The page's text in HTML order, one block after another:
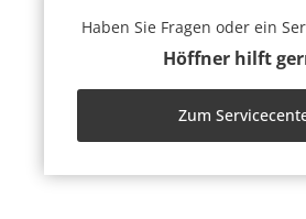
Haben Sie Fragen oder ein
Höffner hilft
Zum